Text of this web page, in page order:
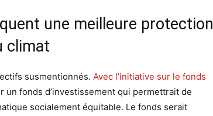
une meilleure protection
climat
susmentionnés. Avec l’initiative sur le fonds
fonds d’investissement qui permettrait de
socialement équitable. Le fonds serait